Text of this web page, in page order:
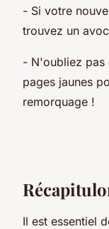
- Si votre
trouvez un
- N'oubliez pas
pages jaunes
remorquage !
Il est essentiel